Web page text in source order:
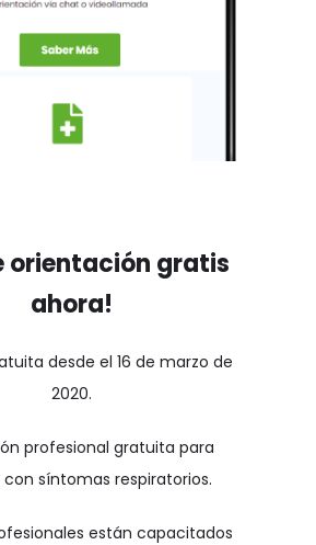
Médica y
para la
del Covid-
orientación gratis
ahora!
desde el 16 de marzo de
2020.
profesional gratuita para
con síntomas respiratorios.
están capacitados